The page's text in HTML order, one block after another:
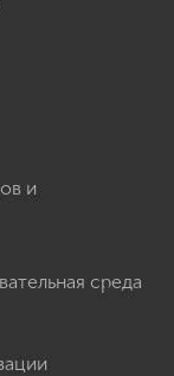
и
среда